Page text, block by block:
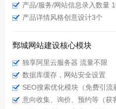
产品/服务/网站信息录入数量
产品详情风格创意设计3个
鄄城网站建设核心模块
独享阿里云服务器 流量不限
数据库缓存，网站安全设置
SEO搜索优化模块（免费引流
意向收集、询价、预约等（获